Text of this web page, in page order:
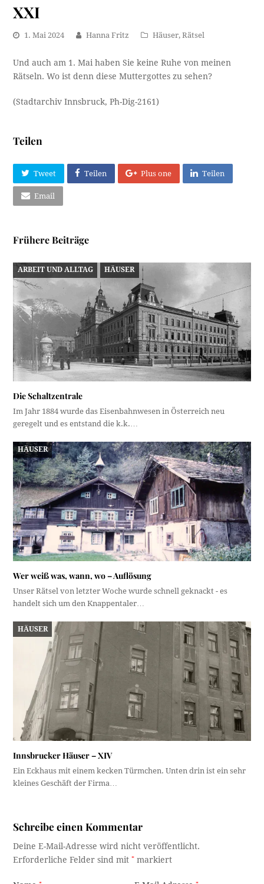
XXI
1. Mai 2024 Hanna Fritz Häuser,Rätsel
Und auch am 1. Mai haben Sie keine Ruhe von meinen
Rätseln. Wo ist denn diese Muttergottes zu sehen?
(Stadtarchiv Innsbruck, Ph-Dig-2161)
Teilen
Tweet Teilen Plus one Teilen
Email
Frühere Beiträge
ARBEIT UND ALLTAG HÄUSER
Die Schaltzentrale
Im Jahr 1884 wurde das Eisenbahnwesen in Österreich neu
geregelt und es entstand die k.k.…
HÄUSER
Wer weiß was, wann, wo – Auflösung
Unser Rätsel von letzter Woche wurde schnell geknackt - es
handelt sich um den Knappentaler…
HÄUSER
Innsbrucker Häuser – XIV
Ein Eckhaus mit einem kecken Türmchen. Unten drin ist ein sehr
kleines Geschäft der Firma…
Schreibe einen Kommentar
Deine E-Mail-Adresse wird nicht veröffentlicht.
Erforderliche Felder sind mit* markiert